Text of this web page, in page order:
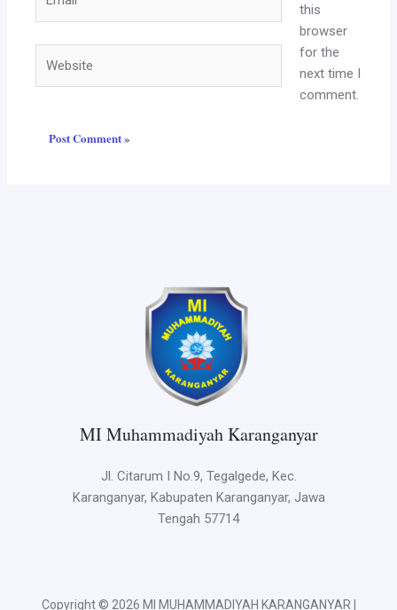
this
browser
for the
next time I
comment.
MI Muhammadiyah Karanganyar
Jl. Citarum I No.9, Tegalgede, Kec.
Karanganyar, Kabupaten Karanganyar, Jawa
Tengah 57714
Copyright © 2026 MI MUHAMMADIYAH KARANGANYAR |